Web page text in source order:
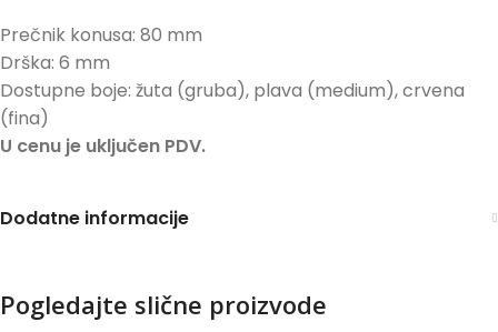
Prečnik konusa: 80 mm
Drška: 6 mm
Dostupne boje: žuta (gruba), plava (medium), crvena
(fina)
U cenu je uključen PDV.
Dodatne informacije
Pogledajte slične proizvode